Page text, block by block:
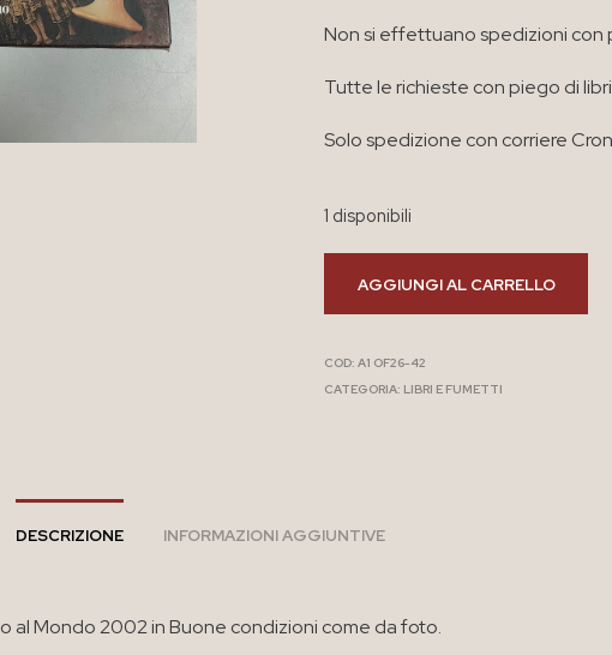
Non si effettuano spedizioni con
Tutte le richieste con piego di
Solo spedizione con corriere
1 disponibili
AGGIUNGI AL CARRELLO
COD:A1 OF26-42
CATEGORIA: LIBRI E FUMETTI
DESCRIZIONE INFORMAZIONI AGGIUNTIVE
al Mondo 2002 in Buone condizioni come da foto.